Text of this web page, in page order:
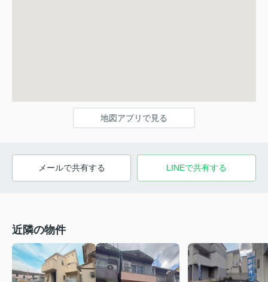
地図アプリで見る
メールで共有する LINEで共有する
近隣の物件